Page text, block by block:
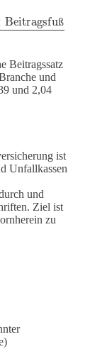
ß
1000
Beitragssatz
und
und 2,04
ist
Unfallkassen
und
Ziel ist
zu